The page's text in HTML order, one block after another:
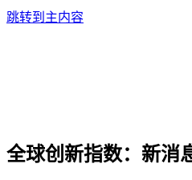
跳转到主内容
全球创新指数：新消